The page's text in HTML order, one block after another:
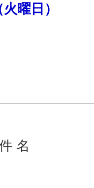
曜日）
名